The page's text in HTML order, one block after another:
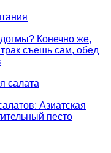
Конечно же,
съешь сам, обед
салата
Азиатская
песто